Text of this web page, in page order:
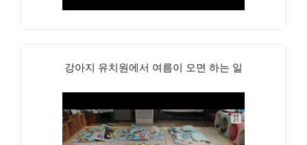
강아지 유치원에서 여름이 오면 하는 일